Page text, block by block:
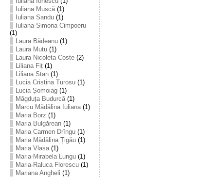
Iuliana Muscă(1)
Iuliana Sandu(1)
Iuliana-Simona Cimpoeru
(1)
Laura Bădeanu(1)
Laura Mutu(1)
Laura Nicoleta Coste(2)
Liliana Fiț(1)
Liliana Stan(1)
Lucia Cristina Turosu(1)
Lucia Șomoiag(1)
Măgduța Budurcă(1)
Marcu Mădălina Iuliana(1)
Maria Borz (1)
Maria Bulgărean(1)
Maria Carmen Drîngu(1)
Maria Mădălina Țigău(1)
Maria Vlasa(1)
Maria-Mirabela Lungu(1)
Maria-Raluca Florescu(1)
Mariana Angheli (1)